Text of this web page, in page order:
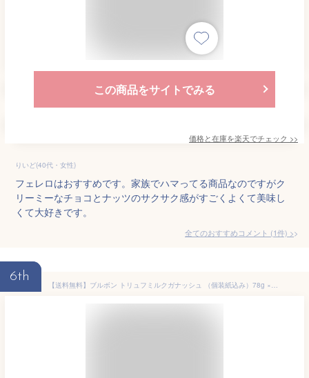
この商品をサイトでみる
価格と在庫を楽天でチェック >>
りいど(40代・女性)
フェレロはおすすめです。家族でハマってる商品なのですがク
リーミーなチョコとナッツのサクサク感がすごくよくて美味し
くて大好きです。
全てのおすすめコメント (1件) >
6th
【送料無料】ブルボン トリュフミルクガナッシュ （個装紙込み）78g ×6袋セットリュフ ミルクガナッシュ チョコレート トリュフチョコ 個包装 プチギフト お菓子 スイーツ 贅沢チョコ ご褒美スイーツ 常温保存 まとめ買い プレゼント バレンタイン